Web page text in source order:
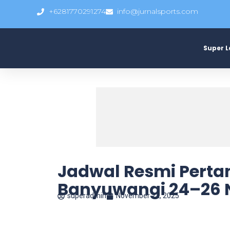
+6281770291274 info@jurnalsports.com
Super
Jadwal Resmi
Banyuwangi 24–26
superadmin November 22, 2025